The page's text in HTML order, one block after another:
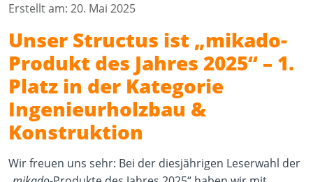
Erstellt am: 20. Mai 2025
Unser Structus ist „mikado-
Produkt des Jahres 2025“ – 1.
Platz in der Kategorie
Ingenieurholzbau &
Konstruktion
Wir freuen uns sehr: Bei der diesjährigen Leserwahl der